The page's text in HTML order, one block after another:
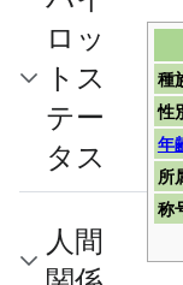
種
性
年
所
称
ロッ
トス
テー
タス
人間